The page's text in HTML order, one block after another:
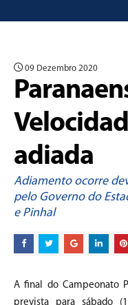
09 Dezembro 2020
adiada
Adiamento ocorre
pelo Governo do
e Pinhal
A final do Campeonato
prevista para sábado